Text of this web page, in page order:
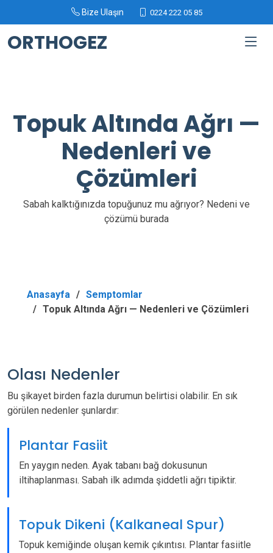
Bize Ulaşın 0224 222 05 85
ORTHOGEZ
Topuk Altında Ağrı —
Nedenleri ve
Çözümleri
Sabah kalktığınızda topuğunuz mu ağrıyor? Nedeni ve
çözümü burada
Anasayfa
Semptomlar
Topuk Altında Ağrı — Nedenleri ve Çözümleri
Olası Nedenler
Bu şikayet birden fazla durumun belirtisi olabilir. En sık
görülen nedenler şunlardır:
Plantar Fasiit
En yaygın neden. Ayak tabanı bağ dokusunun
iltihaplanması. Sabah ilk adımda şiddetli ağrı tipiktir.
Topuk Dikeni (Kalkaneal Spur)
Topuk kemiğinde oluşan kemik çıkıntısı. Plantar fasiitle